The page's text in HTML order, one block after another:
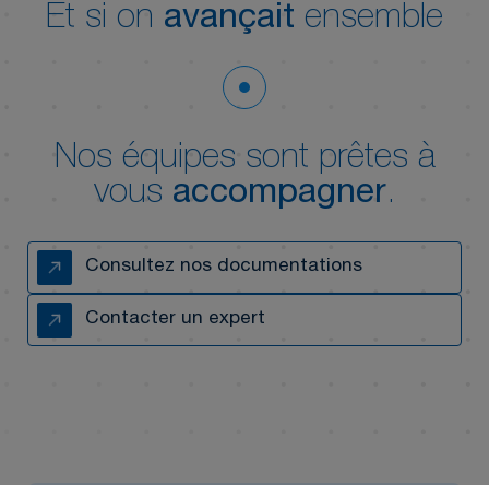
Et si on avançait ensemble
Nos équipes sont prêtes à
vous accompagner.
Consultez nos documentations
Contacter un expert